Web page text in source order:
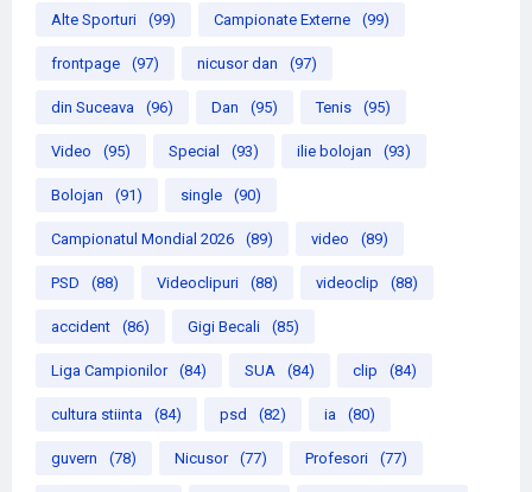
Alte Sporturi (99) Campionate Externe (99)
frontpage (97) nicusor dan (97)
din Suceava (96) Dan (95) Tenis (95)
Video (95) Special (93) ilie bolojan (93)
Bolojan (91) single (90)
Campionatul Mondial 2026 (89) video (89)
PSD (88) Videoclipuri (88) videoclip (88)
accident (86) Gigi Becali (85)
Liga Campionilor (84) SUA (84) clip (84)
cultura stiinta (84) psd (82) ia (80)
guvern (78) Nicusor (77) Profesori (77)